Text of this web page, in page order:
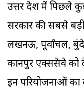
उत्तर प्रदेश में पिछले
सरकार की सबसे
लखनऊ, पूर्वांचल,
कानपुर एक्सप्रेसवे को
इन परियोजनाओं का